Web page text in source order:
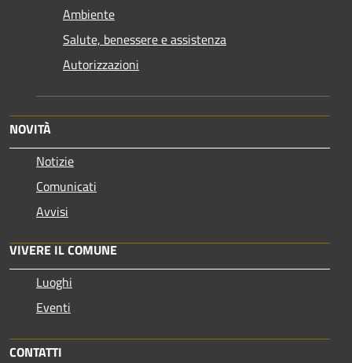
Ambiente
Salute, benessere e assistenza
Autorizzazioni
NOVITÀ
Notizie
Comunicati
Avvisi
VIVERE IL COMUNE
Luoghi
Eventi
CONTATTI